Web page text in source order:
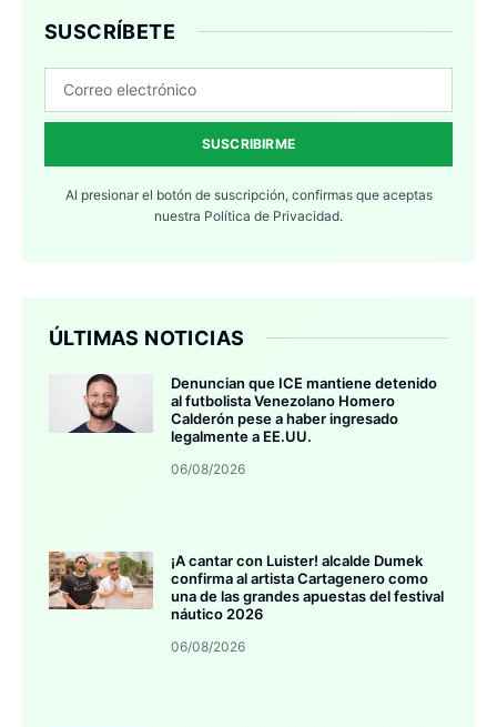
SUSCRÍBETE
SUSCRIBIRME
Al presionar el botón de suscripción, confirmas que aceptas
nuestra Política de Privacidad.
ÚLTIMAS NOTICIAS
Denuncian que ICE mantiene detenido
al futbolista Venezolano Homero
Calderón pese a haber ingresado
legalmente a EE.UU.
06/08/2026
¡A cantar con Luister! alcalde Dumek
confirma al artista Cartagenero como
una de las grandes apuestas del festival
náutico 2026
06/08/2026